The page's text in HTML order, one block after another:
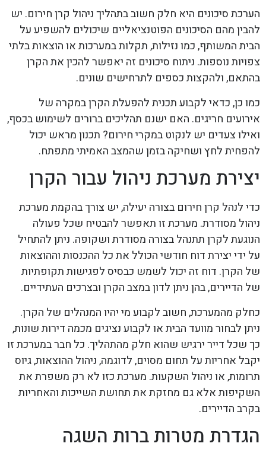
הערכת סיכונים היא חלק חשוב בתהליך ניהול קרן חירום. יש
להבין מהם הסיכונים הפוטנציאליים שיכולים להשפיע על
הבית המשותף, כמו נזילות, תקלות במערכות או הוצאות בלתי
צפויות נוספות. ניתוח סיכונים זה יאפשר להכין את הקרן
בהתאם, ולהקצות כספים לתרחישים שונים.
כמו כן, כדאי לקבוע תכנית להפעלת הקרן במקרה של
אירועים חריגים. האם ישנם תהליכים ברורים לשימוש בכסף,
ואילו צעדים יש לנקוט במקרי חירום? תכנון מראש יכול
להפחית לחץ ושחיקה בזמן שהמצב האמיתי מתפתח.
יצירת מערכת ניהול עבור הקרן
כדי לנהל קרן חירום בצורה יעילה, יש צורך בהקמת מערכת
ניהול מסודרת. מערכת זו תאפשר להבטיח שכל פעולה
הנוגעת לקרן תתנהל בצורה מסודרת ושקופה. ניתן להתחיל
על ידי יצירת דוח חודשי הכולל את כל ההכנסות וההוצאות
של הקרן. דוח זה יכול לשמש כבסיס לפגישות תקופתיות
של הדיירים, בהן ניתן לדון במצב הקרן ובצרכים העתידיים.
כחלק מהמערכת, חשוב לקבוע מי יהיו המנהלים של הקרן.
ניתן לבחור מוועד הבית או לקבוע נציגים מכמה דירות שונות,
כך שכל דייר ירגיש שהוא חלק מהתהליך. כל חבר במערכת זו
יקבל אחריות על תחום מסוים, לדוגמה, ניהול ההוצאות, גיוס
תרומות, או ניהול השקעות. מערכת כזו לא רק משפרת את
השקיפות אלא גם מחזקת את תחושת השייכות והאחריות
בקרב הדיירים.
הגדרת מטרות ברות השגה